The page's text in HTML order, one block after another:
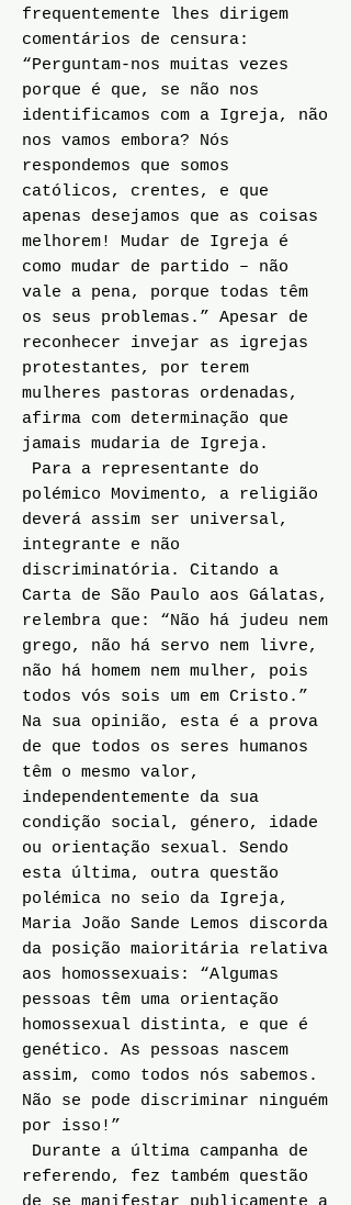
frequentemente lhes dirigem
comentários de censura:
“Perguntam-nos muitas vezes
porque é que, se não nos
identificamos com a Igreja, não
nos vamos embora? Nós
respondemos que somos
católicos, crentes, e que
apenas desejamos que as coisas
melhorem! Mudar de Igreja é
como mudar de partido – não
vale a pena, porque todas têm
os seus problemas.” Apesar de
reconhecer invejar as igrejas
protestantes, por terem
mulheres pastoras ordenadas,
afirma com determinação que
jamais mudaria de Igreja.
Para a representante do
polémico Movimento, a religião
deverá assim ser universal,
integrante e não
discriminatória. Citando a
Carta de São Paulo aos Gálatas,
relembra que: “Não há judeu nem
grego, não há servo nem livre,
não há homem nem mulher, pois
todos vós sois um em Cristo.”
Na sua opinião, esta é a prova
de que todos os seres humanos
têm o mesmo valor,
independentemente da sua
condição social, género, idade
ou orientação sexual. Sendo
esta última, outra questão
polémica no seio da Igreja,
Maria João Sande Lemos discorda
da posição maioritária relativa
aos homossexuais: “Algumas
pessoas têm uma orientação
homossexual distinta, e que é
genético. As pessoas nascem
assim, como todos nós sabemos.
Não se pode discriminar ninguém
por isso!”
Durante a última campanha de
referendo, fez também questão